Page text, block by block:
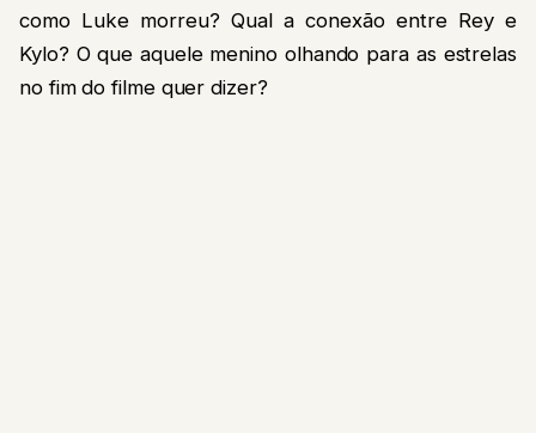
como Luke morreu? Qual a conexão entre Rey e
Kylo? O que aquele menino olhando para as estrelas
no fim do filme quer dizer?